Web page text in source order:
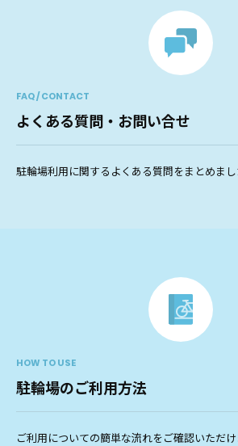
FAQ / CONTACT
よくある質問・お問い合せ
駐輪場利用に関するよくある質問をまとめまし
HOW TO USE
駐輪場のご利用方法
ご利用についての簡単な流れをご確認いただけ